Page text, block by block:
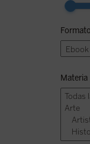
Materia